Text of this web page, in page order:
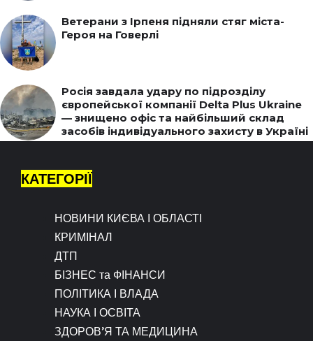
Ветерани з Ірпеня підняли стяг міста-
Героя на Говерлі
Росія завдала удару по підрозділу
європейської компанії Delta Plus Ukraine
— знищено офіс та найбільший склад
засобів індивідуального захисту в Україні
КАТЕГОРІЇ
НОВИНИ КИЄВА І ОБЛАСТІ
КРИМІНАЛ
ДТП
БІЗНЕС та ФІНАНСИ
ПОЛІТИКА І ВЛАДА
НАУКА І ОСВІТА
ЗДОРОВ’Я ТА МЕДИЦИНА